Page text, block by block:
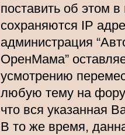
поставить об этом
сохраняются IP
администрация
ОренМама”
усмотрению
любую тему на
что вся указанная
В то же время,